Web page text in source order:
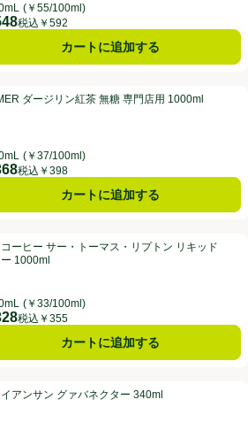
(￥55/100ml)
税込￥592
カートに追加する
糖 専門店用 1000ml
月
中0.0点。
ダージリン紅茶 無糖 専門店用 1000ml
(￥37/100ml)
税込￥398
カートに追加する
・リプトン リキッドティー 1000ml
月
0.0点。
ーヒー サー・トーマス・リプトン リキッド
1000ml
(￥33/100ml)
税込￥355
カートに追加する
ター 340ml
月
4.3点。
アンサン グァバネクター 340ml